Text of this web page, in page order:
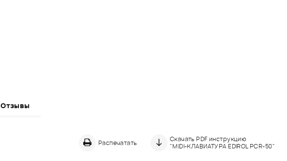
Отзывы
Распечатать
Скачать PDF инструкцию
"MIDI-КЛАВИАТУРА EDIROL PCR-50"